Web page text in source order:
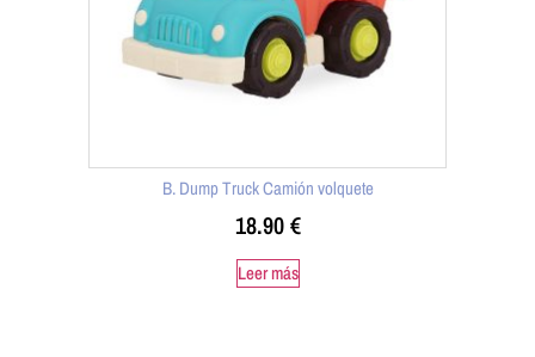
B. Dump Truck Camión volquete
18.90€
Leer más